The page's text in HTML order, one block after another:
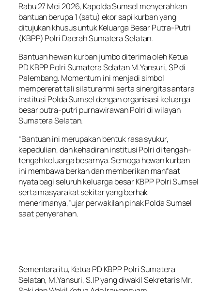
Rabu 27 Mei 2026, Kapolda Sumsel menyerahkan
bantuan berupa 1 (satu) ekor sapi kurban yang
ditujukan khusus untuk Keluarga Besar Putra-Putri
(KBPP) Polri Daerah Sumatera Selatan.
Bantuan hewan kurban jumbo diterima oleh Ketua
PD KBPP Polri Sumatera Selatan M.Yansuri, SP di
Palembang. Momentum ini menjadi simbol
mempererat tali silaturahmi serta sinergitas antara
institusi Polda Sumsel dengan organisasi keluarga
besar putra-putri purnawirawan Polri di wilayah
Sumatera Selatan.
“Bantuan ini merupakan bentuk rasa syukur,
kepedulian, dan kehadiran institusi Polri di tengah-
tengah keluarga besarnya. Semoga hewan kurban
ini membawa berkah dan memberikan manfaat
nyata bagi seluruh keluarga besar KBPP Polri Sumsel
serta masyarakat sekitar yang berhak
menerimanya,”ujar perwakilan pihak Polda Sumsel
saat penyerahan.
Sementara itu, Ketua PD KBPP Polri Sumatera
Selatan, M.Yansuri, S.IP yang diwakil Sekretaris Mr.